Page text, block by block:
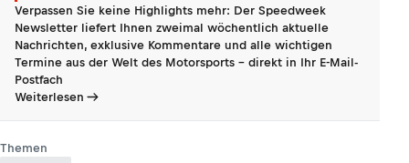
Verpassen Sie keine Highlights mehr: Der Speedweek
Newsletter liefert Ihnen zweimal wöchentlich aktuelle
Nachrichten, exklusive Kommentare und alle wichtigen
Termine aus der Welt des Motorsports - direkt in Ihr E-Mail-
Postfach
Weiterlesen
Themen